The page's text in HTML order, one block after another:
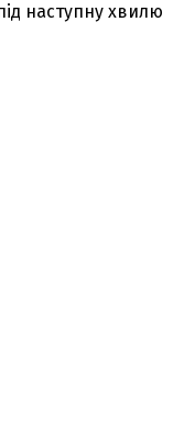
наступну хвилю